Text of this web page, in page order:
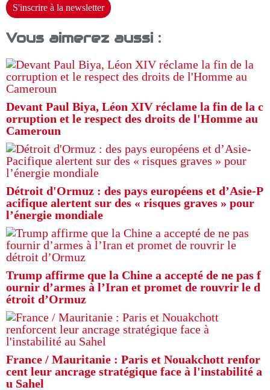
S'inscrire à la newsletter
Vous aimerez aussi :
Devant Paul Biya, Léon XIV réclame la fin de la c
orruption et le respect des droits de l'Homme au
Cameroun
Détroit d'Ormuz : des pays européens et d’Asie-P
acifique alertent sur des « risques graves » pour
l’énergie mondiale
Trump affirme que la Chine a accepté de ne pas f
ournir d’armes à l’Iran et promet de rouvrir le d
étroit d’Ormuz
France / Mauritanie : Paris et Nouakchott renfor
cent leur ancrage stratégique face à l'instabilité a
u Sahel